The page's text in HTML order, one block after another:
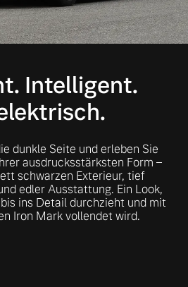
Intelligent.
dunkle Seite und erleben Sie
ausdrucksstärksten Form –
schwarzen Exterieur, tief
edler Ausstattung. Ein Look,
ins Detail durchzieht und mit
Iron Mark vollendet wird.